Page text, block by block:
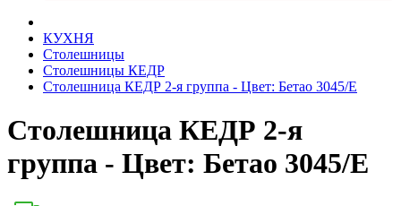
КУХНЯ
Столешницы
Столешницы КЕДР
Столешница КЕДР 2-я группа - Цвет: Бетао 3045/E
Столешница КЕДР 2-я
группа - Цвет: Бетао 3045/E